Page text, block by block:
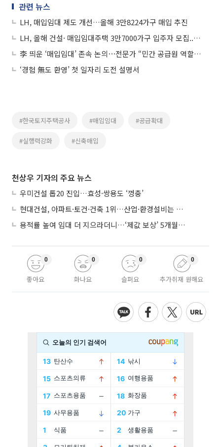
관련 뉴스
LH, 매입임대 제도 개선…올해 3만8224가구 매입 추진
LH, 올해 건설· 매입임대주택 3만7000가구 입주자 모집...수도권에 57%
李 띄운 ‘매입임대’ 존속 논의⋯전문가 “민간 공급원 역할 인정해야”
‘경험 無도 환영’ 첫 일자리 도전 설명서
#한국토지주택공사 #매입임대 #공급확대
#실행력강화 #신축매입
천상우 기자의 주요 뉴스
우미건설 톱20 진입…효성·쌍용도 ‘껑충’
현대건설, 아파트·토건·건축 1위…산업·환경설비는 삼성E&A
용적률 높여 임대 더 지으라더니…‘제값 보상’ 5개월째 국회에 발목
좋아요
0
화나요
0
슬퍼요
0
추가취재 원해요
0